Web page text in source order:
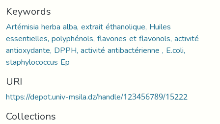
Keywords
Artémisia herba alba, extrait éthanolique, Huiles
essentielles, polyphénols, flavones et flavonols, activité
antioxydante, DPPH, activité antibactérienne , E.coli,
staphylococcus Ep
URI
https://depot.univ-msila.dz/handle/123456789/15222
Collections